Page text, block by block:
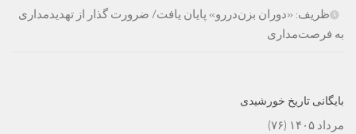
ظریف: «دوران بزن‌دررو» پایان یافت/ ضرورت گذار از تهدیدمداری
به فرصت‌مداری
بایگانی تاریخ خورشیدی
مرداد ۱۴۰۵
(۷۶)